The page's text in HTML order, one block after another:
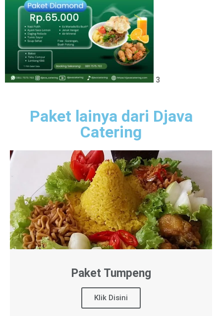
3
Paket lainya dari Djava
Catering
Paket Tumpeng
Klik Disini